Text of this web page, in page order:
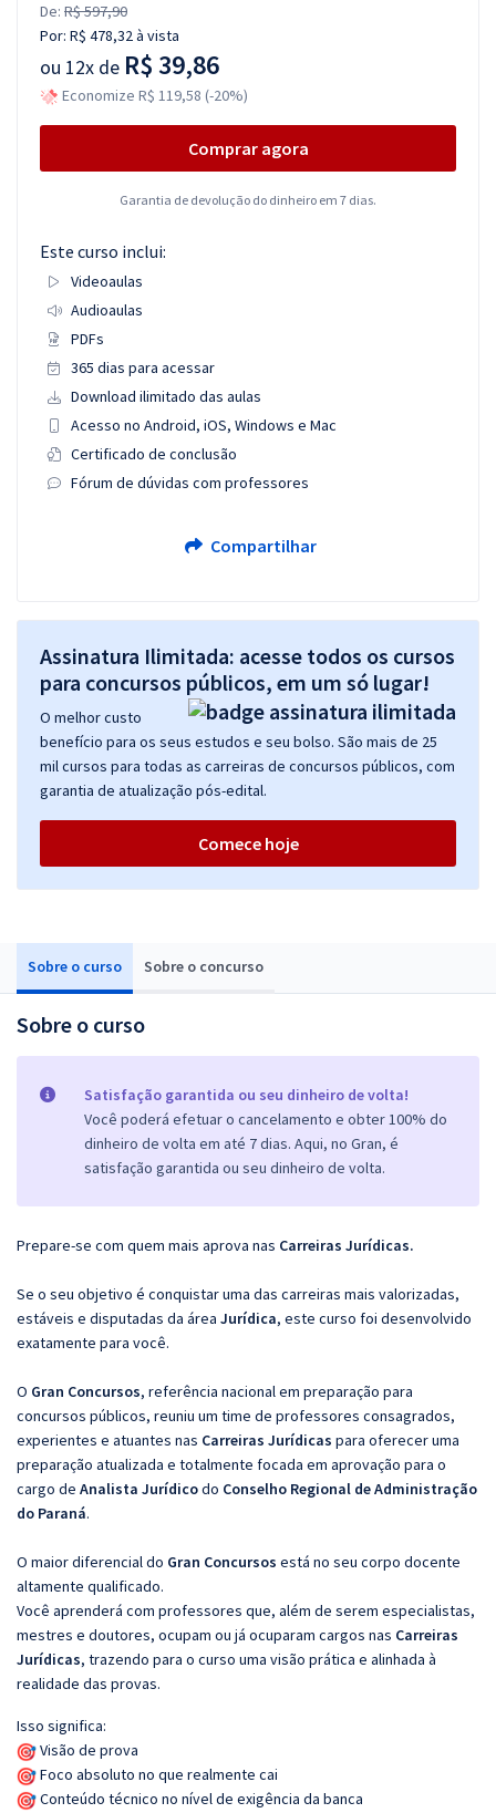
Sobre o curso Sobre o concurso
Sobre o curso
Satisfação garantida ou seu dinheiro de volta!
Você poderá efetuar o cancelamento e obter 100% do
dinheiro de volta em até 7 dias. Aqui, no Gran, é
satisfação garantida ou seu dinheiro de volta.
Prepare-se com quem mais aprova nas Carreiras Jurídicas.
Se o seu objetivo é conquistar uma das carreiras mais valorizadas,
estáveis e disputadas da área Jurídica, este curso foi desenvolvido
exatamente para você.
O Gran Concursos, referência nacional em preparação para
concursos públicos, reuniu um time de professores consagrados,
experientes e atuantes nas Carreiras Jurídicas para oferecer uma
preparação atualizada e totalmente focada em aprovação para o
cargo de Analista Jurídicodo Conselho Regional de Administração
do Paraná.
O maior diferencial do Gran Concursos está no seu corpo docente
altamente qualificado.
Você aprenderá com professores que, além de serem especialistas,
mestres e doutores, ocupam ou já ocuparam cargos nas Carreiras
Jurídicas, trazendo para o curso uma visão prática e alinhada à
realidade das provas.
Isso significa:
Visão de prova
Foco absoluto no que realmente cai
Conteúdo técnico no nível de exigência da banca
De: R$ 597,90
Por: R$ 478,32à vista
ou 12x de R$ 39,86
Economize R$ 119,58 (-20%)
Comprar agora
Garantia de devolução do dinheiro em 7 dias.
Este curso inclui:
Videoaulas
Audioaulas
PDFs
365 dias para acessar
Download ilimitado das aulas
Acesso no Android, iOS, Windows e Mac
Certificado de conclusão
Fórum de dúvidas com professores
Compartilhar
Assinatura Ilimitada: acesse todos os cursos
para concursos públicos, em um só lugar!
O melhor custo
benefício para os seus estudos e seu bolso. São mais de 25
mil cursos para todas as carreiras de concursos públicos, com
garantia de atualização pós-edital.
Comece hoje